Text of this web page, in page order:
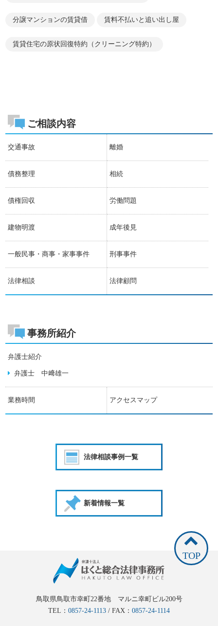
分譲マンションの賃貸借 賃料不払いと追い出し屋
賃貸住宅の原状回復特約（クリーニング特約）
ご相談内容
交通事故 離婚
債務整理 相続
債権回収 労働問題
建物明渡 成年後見
一般民事・商事・家事事件 刑事事件
法律相談 法律顧問
事務所紹介
弁護士紹介
弁護士 中﨑雄一
業務時間 アクセスマップ
法律相談事例一覧
新着情報一覧
TOP
鳥取県鳥取市幸町22番地 マルニ幸町ビル200号
TEL： 0857-24-1113 / FAX： 0857-24-1114